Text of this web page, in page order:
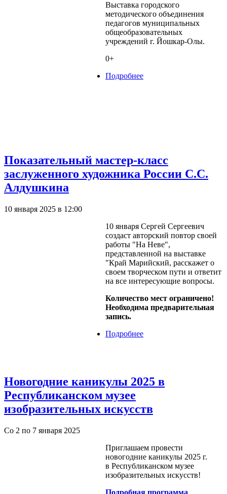
Выставка городского
методического объединения
педагогов муниципальных
общеобразовательных
учреждений г. Йошкар-Олы.
0+
Подробнее
Показательный мастер-класс
заслуженного художника России С.С.
Алдушкина
10 января 2025 в 12:00
10 января Сергей Сергеевич
создаст авторский повтор своей
работы "На Неве",
представленной на выставке
"Край Марийский, расскажет о
своем творческом пути и ответит
на все интересующие вопросы.
Количество мест ограничено!
Необходима предварительная
запись.
Подробнее
Новогодние каникулы 2025 в
Республиканском музее
изобразительных искусств
Со 2 по 7 января 2025
Приглашаем провести
новогодние каникулы 2025 г.
в Республиканском музее
изобразительных искусств!
Подробная программа